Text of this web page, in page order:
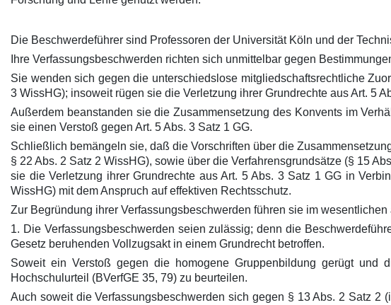
Die Beschwerdeführer sind Professoren der Universität Köln und der
Ihre Verfassungsbeschwerden richten sich unmittelbar gegen
Sie wenden sich gegen die unterschiedslose mitgliedschaftsrechtliche
3 WissHG); insoweit rügen sie die Verletzung ihrer Grundrechte aus Art. 5
Außerdem beanstanden sie die Zusammensetzung des Konvents im
sie einen Verstoß gegen Art. 5 Abs. 3 Satz 1 GG.
Schließlich bemängeln sie, daß die Vorschriften über die
§ 22 Abs. 2 Satz 2 WissHG), sowie über die Verfahrensgrundsätze (§ 15
sie die Verletzung ihrer Grundrechte aus Art. 5 Abs. 3 Satz 1 GG in
WissHG) mit dem Anspruch auf effektiven Rechtsschutz.
Zur Begründung ihrer Verfassungsbeschwerden führen sie im wesentlichen
1. Die Verfassungsbeschwerden seien zulässig; denn die
Gesetz beruhenden Vollzugsakt in einem Grundrecht betroffen.
Soweit ein Verstoß gegen die homogene Gruppenbildung gerügt
Hochschulurteil (BVerfGE 35, 79) zu beurteilen.
Auch soweit die Verfassungsbeschwerden sich gegen § 13 Abs. 2 Satz